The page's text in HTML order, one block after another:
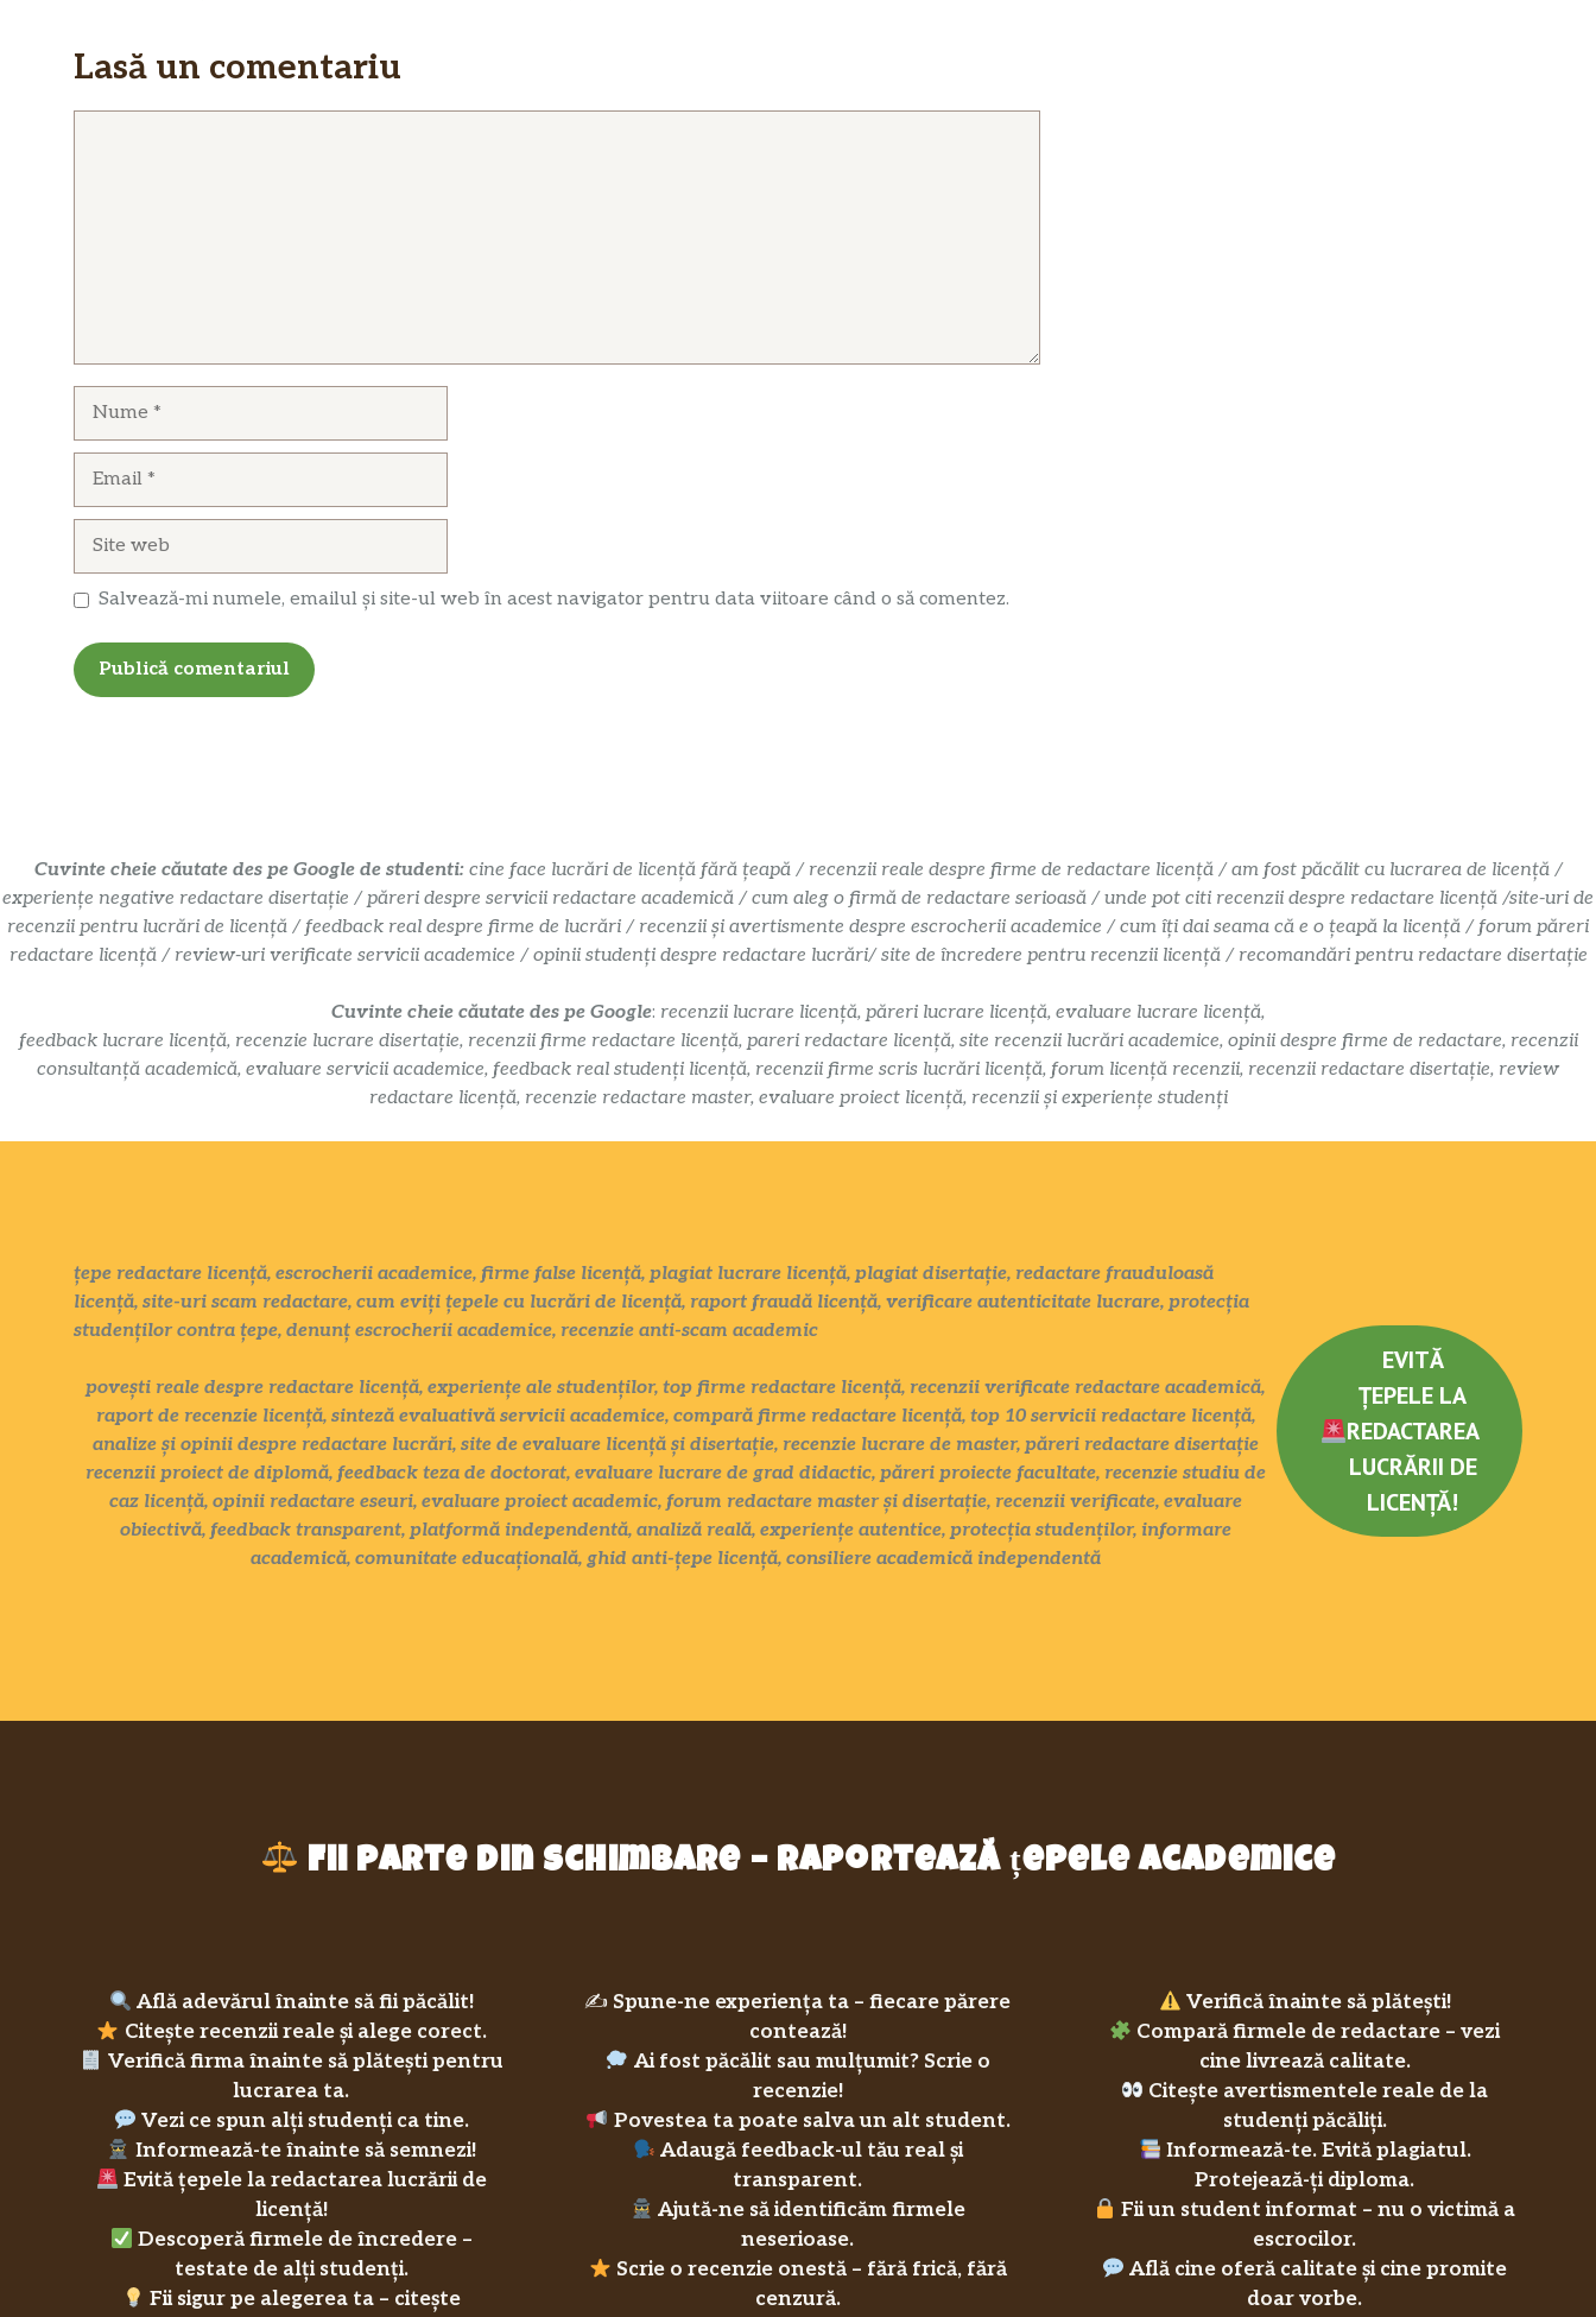
Lasă un comentariu
Salvează-mi numele, emailul și site-ul web în acest navigator pentru data viitoare când o să comentez.
Cuvinte cheie căutate des pe Google de studenti: cine face lucrări de licență fără țeapă / recenzii reale despre firme de redactare licență / am fost păcălit cu lucrarea de licență /
experiențe negative redactare disertație / păreri despre servicii redactare academică / cum aleg o firmă de redactare serioasă / unde pot citi recenzii despre redactare licență /site-uri de
recenzii pentru lucrări de licență / feedback real despre firme de lucrări / recenzii și avertismente despre escrocherii academice / cum îți dai seama că e o țeapă la licență / forum păreri
redactare licență / review-uri verificate servicii academice / opinii studenți despre redactare lucrări/ site de încredere pentru recenzii licență / recomandări pentru redactare disertație
Cuvinte cheie căutate des pe Google: recenzii lucrare licență, păreri lucrare licență, evaluare lucrare licență,
feedback lucrare licență, recenzie lucrare disertație, recenzii firme redactare licență, pareri redactare licență, site recenzii lucrări academice, opinii despre firme de redactare, recenzii
consultanță academică, evaluare servicii academice, feedback real studenți licență, recenzii firme scris lucrări licență, forum licență recenzii, recenzii redactare disertație, review
redactare licență, recenzie redactare master, evaluare proiect licență, recenzii și experiențe studenți
țepe redactare licență, escrocherii academice, firme false licență, plagiat lucrare licență, plagiat disertație, redactare frauduloasă
licență, site-uri scam redactare, cum eviți țepele cu lucrări de licență, raport fraudă licență, verificare autenticitate lucrare, protecția
studenților contra țepe, denunț escrocherii academice, recenzie anti-scam academic
povești reale despre redactare licență, experiențe ale studenților, top firme redactare licență, recenzii verificate redactare academică,
raport de recenzie licență, sinteză evaluativă servicii academice, compară firme redactare licență, top 10 servicii redactare licență,
analize și opinii despre redactare lucrări, site de evaluare licență și disertație, recenzie lucrare de master, păreri redactare disertație
recenzii proiect de diplomă, feedback teza de doctorat, evaluare lucrare de grad didactic, păreri proiecte facultate, recenzie studiu de
caz licență, opinii redactare eseuri, evaluare proiect academic, forum redactare master și disertație, recenzii verificate, evaluare
obiectivă, feedback transparent, platformă independentă, analiză reală, experiențe autentice, protecția studenților, informare
academică, comunitate educațională, ghid anti-țepe licență, consiliere academică independentă
EVITĂ
ȚEPELE LA
REDACTAREA
LUCRĂRII DE
LICENȚĂ!
Fii parte din schimbare – raportează țepele academice
Află adevărul înainte să fii păcălit!
Citește recenzii reale și alege corect.
Verifică firma înainte să plătești pentru
lucrarea ta.
Vezi ce spun alți studenți ca tine.
Informează-te înainte să semnezi!
Evită țepele la redactarea lucrării de
licență!
Descoperă firmele de încredere –
testate de alți studenți.
Fii sigur pe alegerea ta – citește
✍️ Spune-ne experiența ta – fiecare părere
contează!
Ai fost păcălit sau mulțumit? Scrie o
recenzie!
Povestea ta poate salva un alt student.
Adaugă feedback-ul tău real și
transparent.
Ajută-ne să identificăm firmele
neserioase.
Scrie o recenzie onestă – fără frică, fără
cenzură.
Verifică înainte să plătești!
Compară firmele de redactare – vezi
cine livrează calitate.
Citește avertismentele reale de la
studenți păcăliți.
Informează-te. Evită plagiatul.
Protejează-ți diploma.
Fii un student informat – nu o victimă a
escrocilor.
Află cine oferă calitate și cine promite
doar vorbe.